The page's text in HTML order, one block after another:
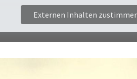
Externen Inhalten